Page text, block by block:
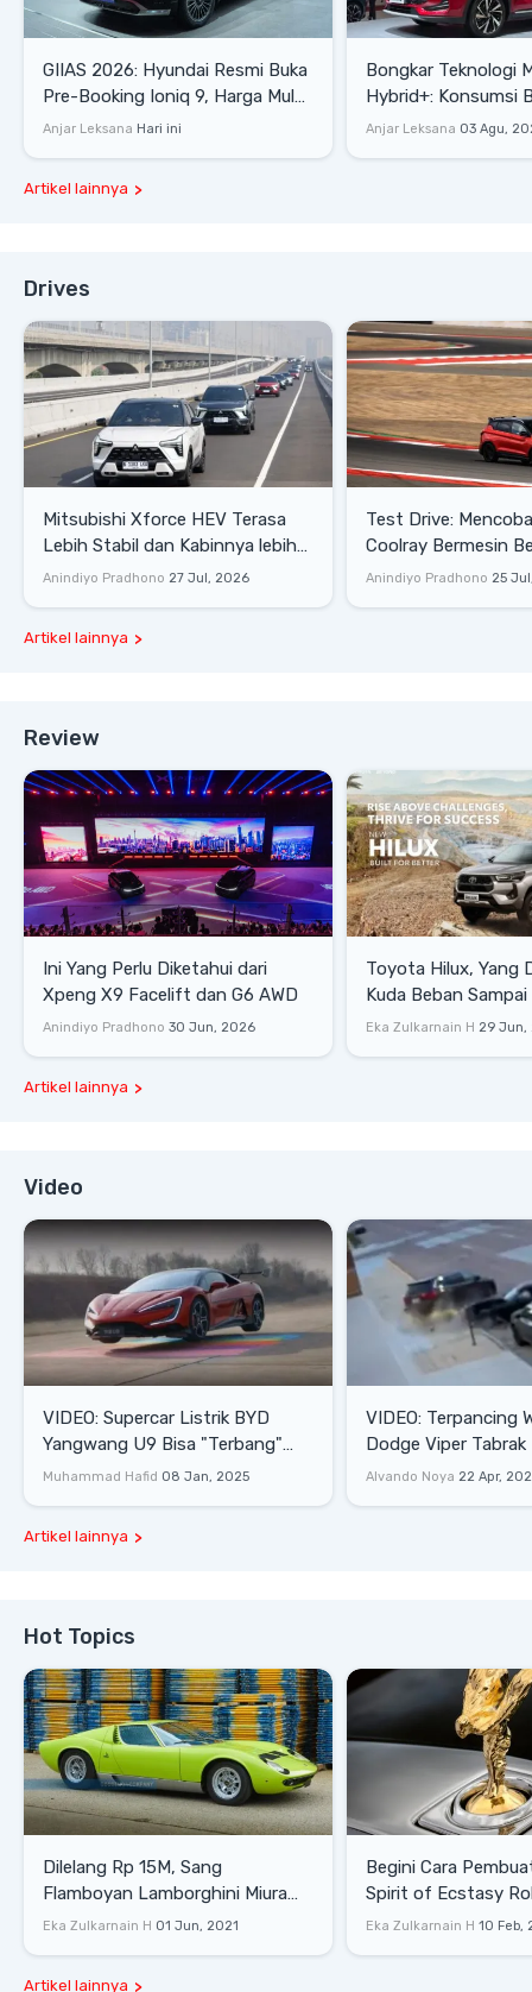
GIIAS 2026: Hyundai Resmi Buka
Pre-Booking Ioniq 9, Harga Mulai
Rp1,49 Miliar
Anjar Leksana Hari ini
Bongkar Teknologi
Hybrid+: Konsumsi
Tembus 27,7 Km/
Anjar Leksana 03 Agu,
Artikel lainnya
Drives
Mitsubishi Xforce HEV Terasa
Lebih Stabil dan Kabinnya lebih
Senyap
Anindiyo Pradhono 27 Jul, 2026
Test Drive: Mencoba Geely
Coolray Bermesin
di Sirkuit Mandalika
Anindiyo Pradhono 25
Artikel lainnya
Review
Ini Yang Perlu Diketahui dari
Xpeng X9 Facelift dan G6 AWD
Anindiyo Pradhono 30 Jun, 2026
Toyota Hilux, Yang
Kuda Beban
Lifestyle
Eka Zulkarnain H 29 Jun,
Artikel lainnya
Video
VIDEO: Supercar Listrik BYD
Yangwang U9 Bisa "Terbang"
Lewati Rintangan
Muhammad Hafid 08 Jan, 2025
VIDEO: Terpancing
Dodge Viper Tabrak
Saat Burnout
Alvando Noya 22 Apr,
Artikel lainnya
Hot Topics
Dilelang Rp 15M, Sang
Flamboyan Lamborghini Miura
P400 S
Eka Zulkarnain H 01 Jun, 2021
Begini Cara
Spirit of Ecstasy
Eka Zulkarnain H 10 Feb,
Artikel lainnya